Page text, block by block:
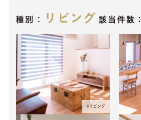
種別： リビング 該当件数：
# リビング